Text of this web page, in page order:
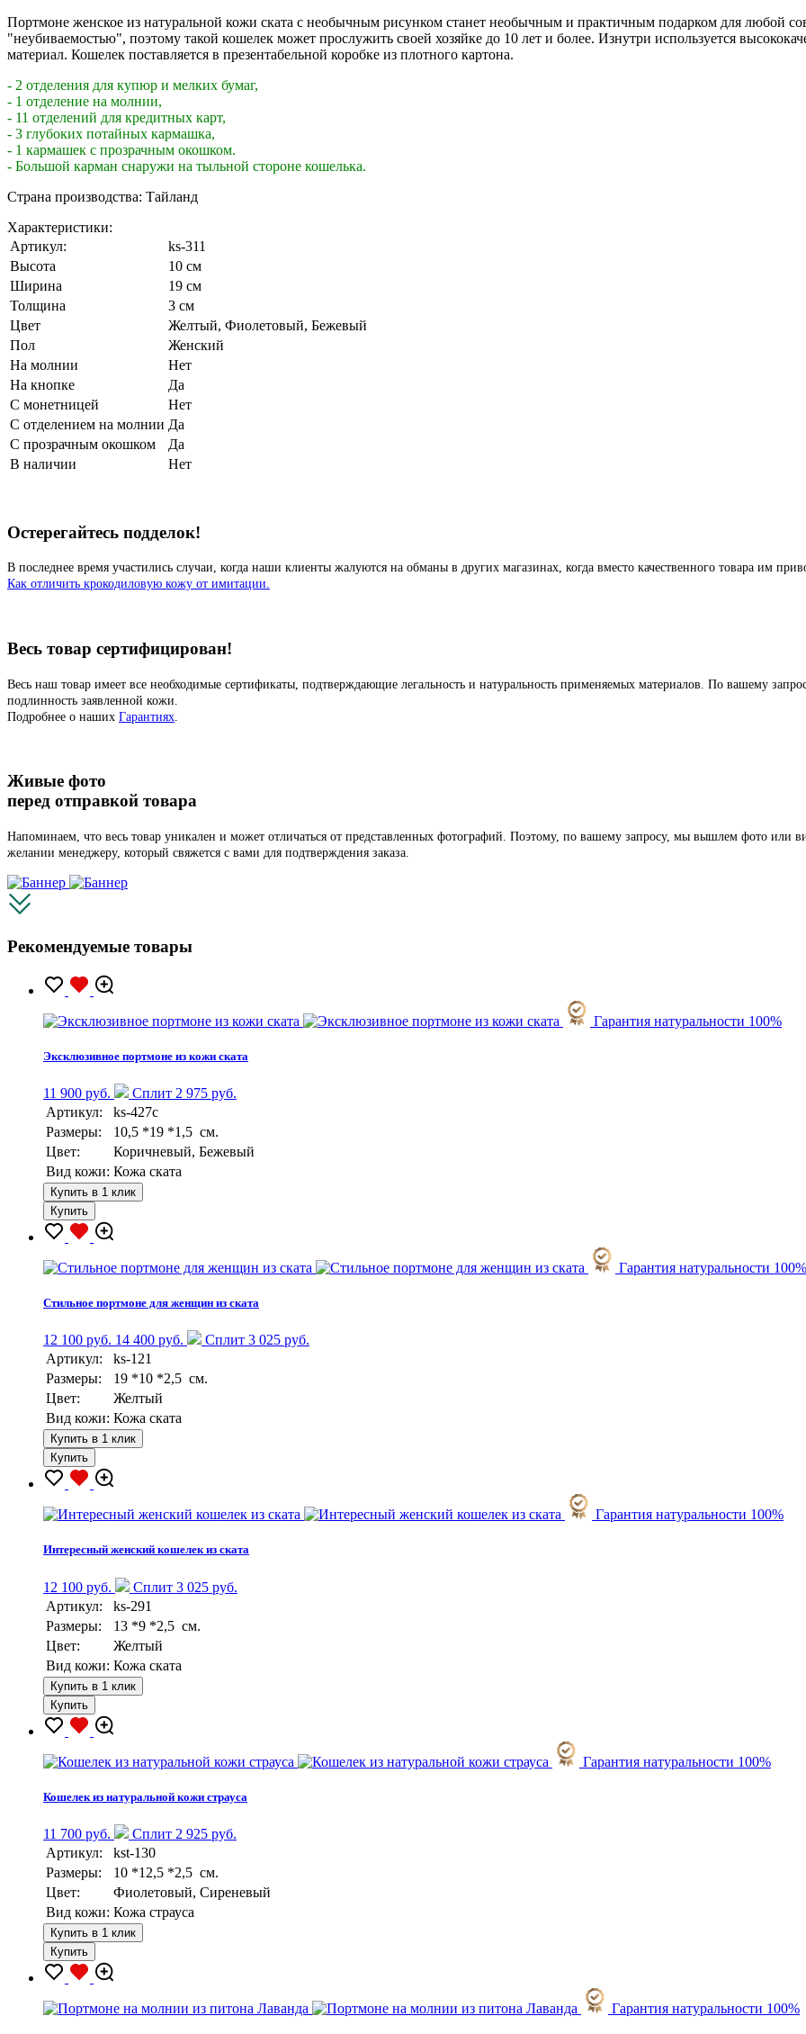
Портмоне женское из натуральной кожи ската с необычным рисунком станет необычным и практичным подарком для любой
"неубиваемостью", поэтому такой кошелек может прослужить своей хозяйке до 10 лет и более. Изнутри используется
материал. Кошелек поставляется в презентабельной коробке из плотного картона.
- 2 отделения для купюр и мелких бумаг,
- 1 отделение на молнии,
- 11 отделений для кредитных карт,
- 3 глубоких потайных кармашка,
- 1 кармашек с прозрачным окошком.
- Большой карман снаружи на тыльной стороне кошелька.
Страна производства: Тайланд
Характеристики:
Артикул:
ks-311
Высота
10 см
Ширина
19 см
Толщина
3 см
Цвет
Желтый, Фиолетовый, Бежевый
Пол
Женский
На молнии
Нет
На кнопке
Да
С монетницей
Нет
С отделением на молнии Да
С прозрачным окошком
Да
В наличии
Нет
Остерегайтесь подделок!
В последнее время участились случаи, когда наши клиенты жалуются на обманы в других магазинах, когда вместо качественного товара им
Как отличить крокодиловую кожу от имитации.
Весь товар сертифицирован!
Весь наш товар имеет все необходимые сертификаты, подтверждающие легальность и натуральность применяемых материалов. По вашему
подлинность заявленной кожи.
Подробнее о наших Гарантиях
Живые фото
перед отправкой товара
Напоминаем, что весь товар уникален и может отличаться от представленных фотографий. Поэтому, по вашему запросу, мы вышлем фото или
желании менеджеру, который свяжется с вами для подтверждения заказа.
Рекомендуемые товары
Гарантия натуральности 100%
Эксклюзивное портмоне из кожи ската
11 900 руб.
Сплит 2 975 руб.
Артикул:
ks-427c
Размеры:
10,5 *19 *1,5 см.
Цвет:
Коричневый, Бежевый
Вид кожи: Кожа ската
Купить в 1 клик
Купить
Гарантия натуральности 100%
Стильное портмоне для женщин из ската
12 100 руб. 14 400 руб.
Сплит 3 025 руб.
Артикул:
ks-121
Размеры:
19 *10 *2,5 см.
Цвет:
Желтый
Вид кожи: Кожа ската
Купить в 1 клик
Купить
Гарантия натуральности 100%
Интересный женский кошелек из ската
12 100 руб.
Сплит 3 025 руб.
Артикул:
ks-291
Размеры:
13 *9 *2,5 см.
Цвет:
Желтый
Вид кожи: Кожа ската
Купить в 1 клик
Купить
Гарантия натуральности 100%
Кошелек из натуральной кожи страуса
11 700 руб.
Сплит 2 925 руб.
Артикул:
kst-130
Размеры:
10 *12,5 *2,5 см.
Цвет:
Фиолетовый, Сиреневый
Вид кожи: Кожа страуса
Купить в 1 клик
Купить
Гарантия натуральности 100%